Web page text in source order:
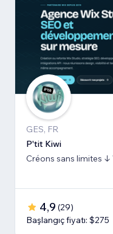
GES, FR
P'tit Kiwi
Créons sans limites ↓
4,9 (29)
Başlangıç fiyatı: $275